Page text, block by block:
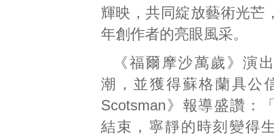
輝映，共同綻放藝術光芒
年創作者的亮眼風采。
《福爾摩沙萬歲》演
潮，並獲得蘇格蘭具公
Scotsman》報導盛讚：
結束，寧靜的時刻變得